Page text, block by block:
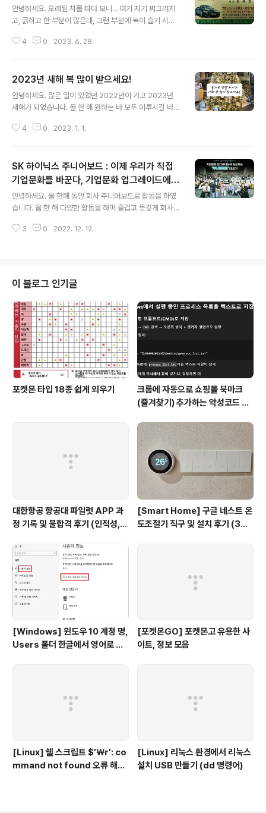
어드라몬 알을 선택해서 쁘띠몬을 부화시킵니다. 3. 쁘띠
몬이 부회되면 도감에 25 마리가 등록되어 브레이크드라
택합니다. 4. 완전체까지 어렵지 않게 키워줍니다. 분기가
안녕하세요. 오래된 차를 타다 보니... 여기 저기 찌그러지
고, 긁히고 한 부분이 많은데, 그런 부분에 녹이 슬기 시작
알아보다 숨고 앱에서 알게된 일산 백석에 위치한 에스엠
Mof9 네이버 지도에스엠덴트map.naver.com 긁히거
나 찌그러진 곳이 5군데나 됩니다...ㅜㅜ 양쪽 뒷문은 문이
랑 휀더 부분을 다 다시 했어요. 위 세장이 수리 전 사진이
데, 고양시에서 5군데 정도 알아봤는데 여기가 압도적으로
4 0 2023. 6. 28.
2023년 새해 복 많이 받으세요!
안녕하세요. 많은 일이 있었던 2022년이 가고 2023년
새해가 되었습니다. 올 한 해 원하는 바 모두 이루시길 바랍
4 0 2023. 1. 1.
SK 하이닉스 주니어보드 : 이제 우리가 직접
기업문화를 바꾼다, 기업문화 업그레이드에
앞장서는 '주니어보드'입니다 (펌글)
안녕하세요. 올 한해 동안 회사 주니어보드로 활동을 하였
습니다. 올 한 해 다양한 활동을 하며 즐겁고 뜻깊게 회사생
공유해 봅니다. * 원문 - https://news.skhynix.co.kr/
터 꾸준히 명맥을 이어온 전사 대표 소통 채널 중 하나다.2
022년은 SK하이닉스 기업문화에 많은 변화가 있었던 한
해다. 그리고 이 의미있는 변화 뒤에는 SK하이닉 news.s
khynix.co.kr 이제 우리가 직접 기업문화를 바꾼다, 기업
문화 업그레이드에 앞장서는 '주니어보..
3 0 2022. 12. 12.
이 블로그 인기글
포켓몬 타입 18종 쉽게 외우기
크롬에 자동으로 쇼핑몰 북마크
(즐겨찾기) 추가하는 악성코드 삭
servicepack)
대한항공 항공대 파일럿 APP 과
정 기록 및 불합격 후기 (인적성,
[Smart Home] 구글 네스트 온
도조절기 직구 및 설치 후기 (3세
[Windows] 윈도우 10 계정 명,
Users 폴더 한글에서 영어로 변
[포켓몬GO] 포켓몬고 유용한 사
이트, 정보 모음
[Linux] 쉘 스크립트 $'￦r': co
mmand not found 오류 해결
[Linux] 리눅스 환경에서 리눅스
설치 USB 만들기 (dd 명령어)